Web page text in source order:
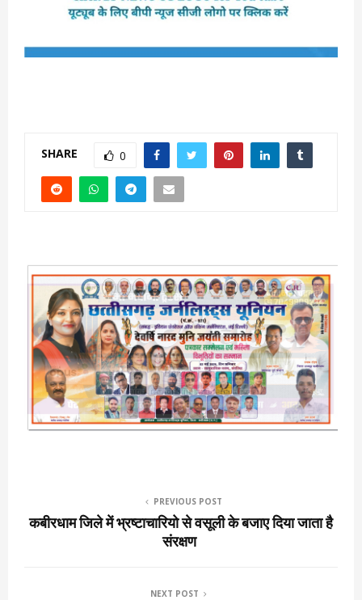
SHARE 0
PREVIOUS POST
कबीरधाम जिले में भ्रष्टाचारियो से वसूली के बजाए दिया जाता है
संरक्षण
NEXT POST